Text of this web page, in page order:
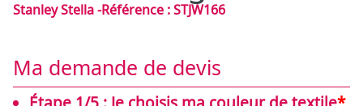
Stanley Stella-Référence :STJW166
Ma demande de devis